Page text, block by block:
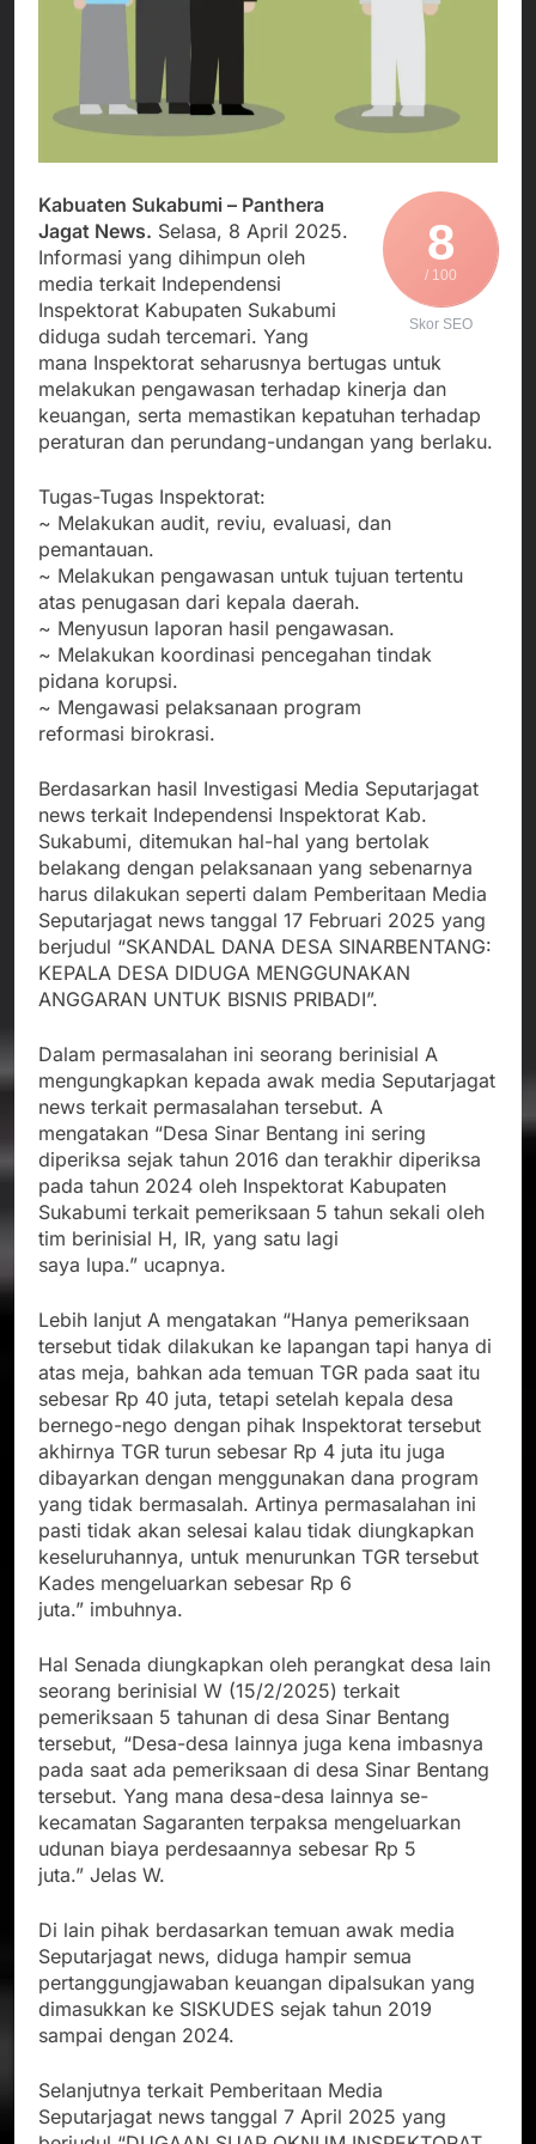
Kedekatan Kepala KUA
Pabuaran dengan Istri
Warga Mengemuka
Agustus 3, 2026
Sekdis Pendidikan Buka
Pendidikan Bersama
Mitra Pendidikan di
Kabupaten Sukabumi
Gercap Camat Arjasa
Langsung Turun
Lumpuh dan Hidup
Sebatang Kara
Agustus 3, 2026
Poktan Kadupugur
Laksanakan Program
Oplah Non Rawa dan
PJIT 2026, Dukung
Ketersediaan Air Irigasi
bagi Petani
Agustus 2, 2026 8
/ 100
Skor SEO
Kabuaten Sukabumi – Panthera
Jagat News. Selasa, 8 April 2025.
Informasi yang dihimpun oleh
media terkait Independensi
Inspektorat Kabupaten Sukabumi
diduga sudah tercemari. Yang
mana Inspektorat seharusnya bertugas untuk
melakukan pengawasan terhadap kinerja dan
keuangan, serta memastikan kepatuhan terhadap
peraturan dan perundang-undangan yang berlaku.
Tugas-Tugas Inspektorat:
~ Melakukan audit, reviu, evaluasi, dan
pemantauan.
~ Melakukan pengawasan untuk tujuan tertentu
atas penugasan dari kepala daerah.
~ Menyusun laporan hasil pengawasan.
~ Melakukan koordinasi pencegahan tindak
pidana korupsi.
~ Mengawasi pelaksanaan program
reformasi birokrasi.
Berdasarkan hasil Investigasi Media Seputarjagat
news terkait Independensi Inspektorat Kab.
Sukabumi, ditemukan hal-hal yang bertolak
belakang dengan pelaksanaan yang sebenarnya
harus dilakukan seperti dalam Pemberitaan Media
Seputarjagat news tanggal 17 Februari 2025 yang
berjudul “SKANDAL DANA DESA SINARBENTANG:
KEPALA DESA DIDUGA MENGGUNAKAN
ANGGARAN UNTUK BISNIS PRIBADI”.
Dalam permasalahan ini seorang berinisial A
mengungkapkan kepada awak media Seputarjagat
news terkait permasalahan tersebut. A
mengatakan “Desa Sinar Bentang ini sering
diperiksa sejak tahun 2016 dan terakhir diperiksa
pada tahun 2024 oleh Inspektorat Kabupaten
Sukabumi terkait pemeriksaan 5 tahun sekali oleh
tim berinisial H, IR, yang satu lagi
saya lupa.” ucapnya.
Lebih lanjut A mengatakan “Hanya pemeriksaan
tersebut tidak dilakukan ke lapangan tapi hanya di
atas meja, bahkan ada temuan TGR pada saat itu
sebesar Rp 40 juta, tetapi setelah kepala desa
bernego-nego dengan pihak Inspektorat tersebut
akhirnya TGR turun sebesar Rp 4 juta itu juga
dibayarkan dengan menggunakan dana program
yang tidak bermasalah. Artinya permasalahan ini
pasti tidak akan selesai kalau tidak diungkapkan
keseluruhannya, untuk menurunkan TGR tersebut
Kades mengeluarkan sebesar Rp 6
juta.” imbuhnya.
Hal Senada diungkapkan oleh perangkat desa lain
seorang berinisial W (15/2/2025) terkait
pemeriksaan 5 tahunan di desa Sinar Bentang
tersebut, “Desa-desa lainnya juga kena imbasnya
pada saat ada pemeriksaan di desa Sinar Bentang
tersebut. Yang mana desa-desa lainnya se-
kecamatan Sagaranten terpaksa mengeluarkan
udunan biaya perdesaannya sebesar Rp 5
juta.” Jelas W.
Di lain pihak berdasarkan temuan awak media
Seputarjagat news, diduga hampir semua
pertanggungjawaban keuangan dipalsukan yang
dimasukkan ke SISKUDES sejak tahun 2019
sampai dengan 2024.
Selanjutnya terkait Pemberitaan Media
Seputarjagat news tanggal 7 April 2025 yang